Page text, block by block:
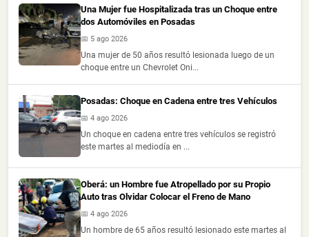
Una Mujer fue Hospitalizada tras un Choque entre
dos Automóviles en Posadas
📅 5 ago 2026
Una mujer de 50 años resultó lesionada luego de un
choque entre un Chevrolet Oni...
Posadas: Choque en Cadena entre tres Vehículos
📅 4 ago 2026
Un choque en cadena entre tres vehículos se registró
este martes al mediodía en ...
Oberá: un Hombre fue Atropellado por su Propio
Auto tras Olvidar Colocar el Freno de Mano
📅 4 ago 2026
Un hombre de 65 años resultó lesionado este martes al